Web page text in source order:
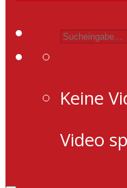
Keine
Video